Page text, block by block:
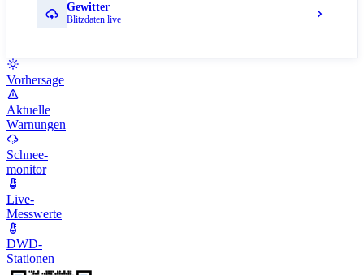
Gewitter
Blitzdaten live
Vorhersage
Aktuelle
Warnungen
Schnee-
monitor
Live-
Messwerte
DWD-
Stationen